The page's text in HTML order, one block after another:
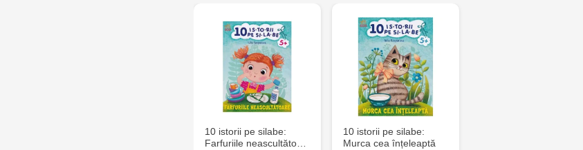
10 istorii pe silabe:
Farfuriile neascultăto…
10 istorii pe silabe:
Murca cea înțeleaptă